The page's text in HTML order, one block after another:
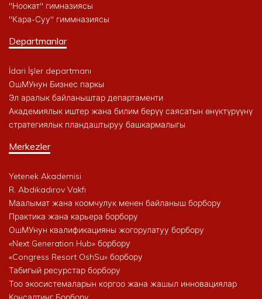
"Ноокат" гимназиясы
"Кара-Суу" гиммназиясы
Departmanlar
İdari İşler departmanı
ОшМУнун Бизнес паркы
Эл аралык байланыштар департаменти
Академиялык иштер жана билим берүү саясатын өнүктүрүүнү
стратегиялык пландаштыруу башкармалыгы
Merkezler
Yetenek Akademisi
R. Abdıkadırov Vakfı
Маалымат жана коомчулук менен байланыш борбору
Практика жана карьера борбору
ОшМУнун квалификацияны жогорулатуу борбору
«Next Generation Hub» борбору
«Congress Resort OshSu» борбору
Табигый ресурстар борбору
Тоо экосистемаларын коргоо жана жашыл инновациялар